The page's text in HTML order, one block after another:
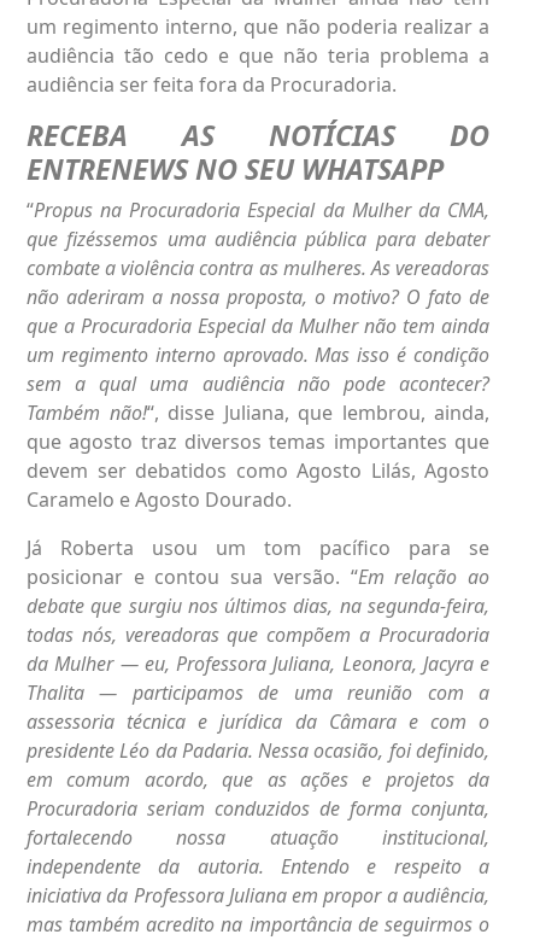
um regimento interno, que não poderia realizar a
audiência tão cedo e que não teria problema a
audiência ser feita fora da Procuradoria.
RECEBA AS NOTÍCIAS DO
ENTRENEWS NO SEU WHATSAPP
“Propus na Procuradoria Especial da Mulher da CMA,
que fizéssemos uma audiência pública para debater
combate a violência contra as mulheres. As vereadoras
não aderiram a nossa proposta, o motivo? O fato de
que a Procuradoria Especial da Mulher não tem ainda
um regimento interno aprovado. Mas isso é condição
sem a qual uma audiência não pode acontecer?
Também não!“, disse Juliana, que lembrou, ainda,
que agosto traz diversos temas importantes que
devem ser debatidos como Agosto Lilás, Agosto
Caramelo e Agosto Dourado.
Já Roberta usou um tom pacífico para se
posicionar e contou sua versão. “Em relação ao
debate que surgiu nos últimos dias, na segunda-feira,
todas nós, vereadoras que compõem a Procuradoria
da Mulher — eu, Professora Juliana, Leonora, Jacyra e
Thalita — participamos de uma reunião com a
assessoria técnica e jurídica da Câmara e com o
presidente Léo da Padaria. Nessa ocasião, foi definido,
em comum acordo, que as ações e projetos da
Procuradoria seriam conduzidos de forma conjunta,
fortalecendo nossa atuação institucional,
independente da autoria. Entendo e respeito a
iniciativa da Professora Juliana em propor a audiência,
mas também acredito na importância de seguirmos o